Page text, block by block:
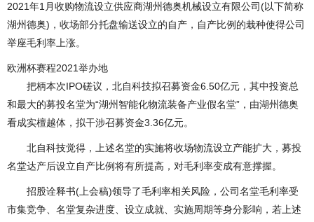
2021年1月收购物流设立供应商湖州德奥机械设立有限公司(以下简称
湖州德奥)，收场部分托盘输送设立的自产，自产比例的栽种使得公司
举座毛利率上涨。
欧洲杯赛程2021举办地
把柄本次IPO磋议，北自科技拟召募资金6.50亿元，其中投资总
和最大的募投名堂为“湖州智能化物流装备产业假名堂”，由湖州德奥
看成实檀越体，拟干涉召募资金3.36亿元。
北自科技觉得，上述名堂的实施将收场物流设立产能扩大，募投
名堂达产后设立自产比例将有所提高，对毛利率变成有意撑握。
招股诠释书(上会稿)领导了毛利率相关风险，公司名堂毛利率受
市集竞争、名堂复杂进度、设立成就、实施周期等身分影响，若上述